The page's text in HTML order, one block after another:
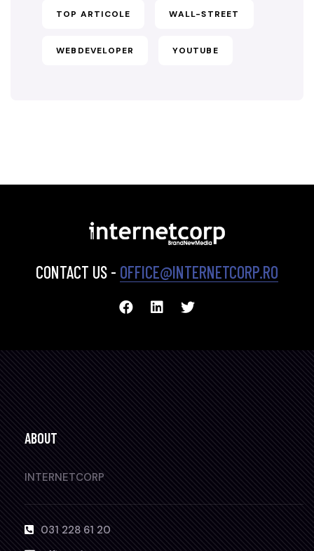
TOP ARTICOLE WALL-STREET
WEBDEVELOPER YOUTUBE
CONTACT US - OFFICE@INTERNETCORP.RO
ABOUT
INTERNETCORP
031 228 61 20